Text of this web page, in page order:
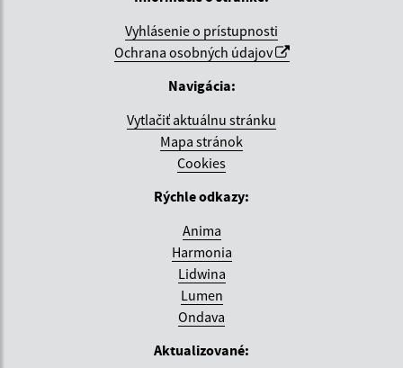
Vyhlásenie o prístupnosti
Ochrana osobných údajov
Navigácia:
Vytlačiť aktuálnu stránku
Mapa stránok
Cookies
Rýchle odkazy:
Anima
Harmonia
Lidwina
Lumen
Ondava
Aktualizované: